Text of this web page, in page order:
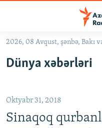
Əsas
qayıt
qayıt
Axtarışa
#İZAHLA
#ƏSLINDƏ
FƏRQƏ BAX
2026, 08 Avqust, şənbə, Bakı
Dünya xəbərləri
Oktyabr 31, 2018
Sinaqoq